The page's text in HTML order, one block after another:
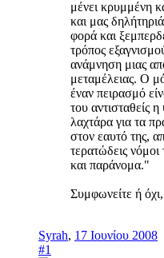
μένει κρυμμένη
και μας
φορά και
τρόπος
ανάμνηση μιας
μεταμέλειας. Ο
έναν πειρασμό
του αντισταθείς
λαχτάρα για τα
στον εαυτό της,
τερατώδεις
και παράνομα."
Συμφωνείτε ή όχι,
Syrah, 17 Ιουνίου 2008
#1